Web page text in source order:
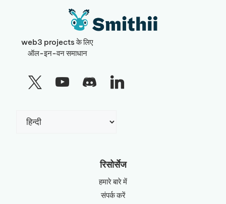
web3 projects के लिए
ऑल-इन-वन समाधान
भाषा
रिसोर्सेज
हमारे बारे में
संपर्क करें